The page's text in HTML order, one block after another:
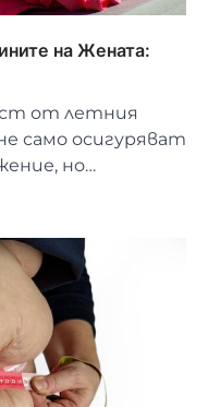
на Жената:
от летния
само осигуряват
но…